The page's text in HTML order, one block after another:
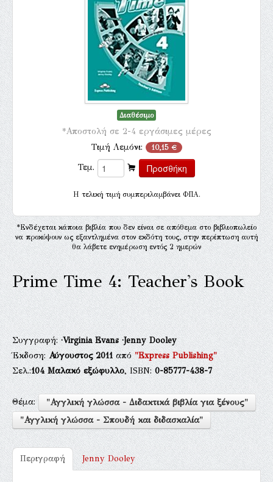
Διαθέσιμο
*Αποστολή σε 2-4 εργάσιμες μέρες
Τιμή Λεμόνι: 10,15 €
Τεμ.
H τελική τιμή συμπεριλαμβάνει ΦΠΑ.
*Ενδέχεται κάποια βιβλία που δεν είναι σε απόθεμα στο βιβλιοπωλείο
να προκύψουν ως εξαντλημένα στον εκδότη τους, στην περίπτωση αυτή
θα λάβετε ενημέρωση εντός 2 ημερών
Prime Time 4: Teacher's Book
Συγγραφή:·Virginia Evans·Jenny Dooley
Έκδοση:Αύγουστος 2011από"Express Publishing"
Σελ.:104 Μαλακό εξώφυλλο, ISBN:0-85777-438-7
Θέμα:
"Αγγλική γλώσσα - Διδακτικά βιβλία για ξένους"
"Αγγλική γλώσσα - Σπουδή και διδασκαλία"
Περιγραφή Jenny Dooley